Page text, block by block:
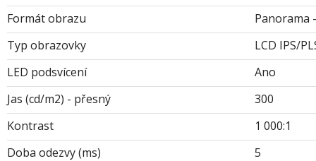
Formát obrazu
Panorama
Typ obrazovky
LCD IPS/
LED podsvícení
Ano
Jas (cd/m2) - přesný
300
Kontrast
1 000:1
Doba odezvy (ms)
5